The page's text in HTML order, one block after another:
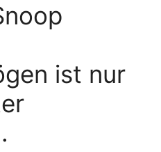
ist nur